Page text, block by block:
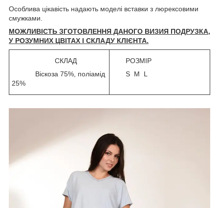
Особлива цікавість надають моделі вставки з люрексовими
смужками.
МОЖЛИВІСТЬ ЗГОТОВЛЕННЯ ДАНОГО ВИЗИЯ ПОДРУЗКА,
У РОЗУМНИХ ЦВІТАХ І СКЛАДУ КЛІЄНТА.
СКЛАД
Віскоза 75%, поліамід
25%
РОЗМІР
S M L